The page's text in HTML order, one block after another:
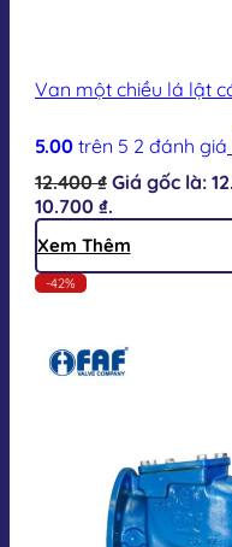
Van một chiều lá lật
5.00 trên 5 2 đánh giá
12.400₫ Giá gốc là:
10.700 ₫.
Xem Thêm
-42%